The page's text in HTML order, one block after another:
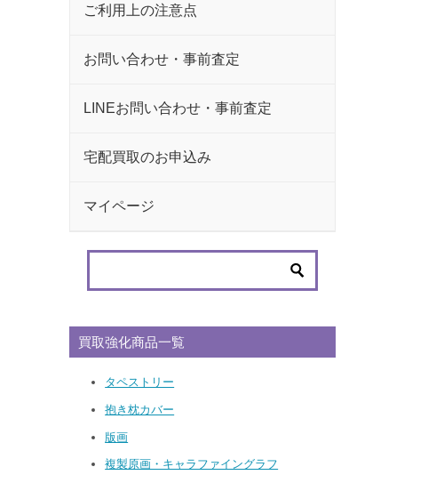
ご利用上の注意点
お問い合わせ・事前査定
LINEお問い合わせ・事前査定
宅配買取のお申込み
マイページ
買取強化商品一覧
タペストリー
抱き枕カバー
版画
複製原画・キャラファイングラフ